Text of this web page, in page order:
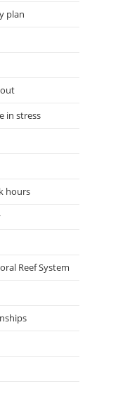
plan
in stress
hours
Reef System